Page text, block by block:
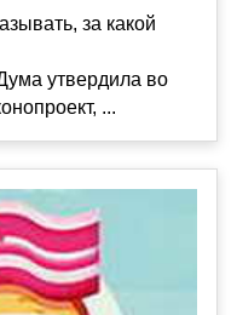
за какой
утвердила во
...